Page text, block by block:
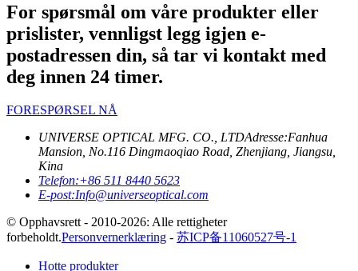
For spørsmål om våre produkter eller
prislister, vennligst legg igjen e-
postadressen din, så tar vi kontakt med
deg innen 24 timer.
FORESPØRSEL NÅ
UNIVERSE OPTICAL MFG. CO., LTDAdresse:Fanhua
Mansion, No.116 Dingmaoqiao Road, Zhenjiang, Jiangsu,
Kina
Telefon:+86 511 8440 5623
E-post:Info@universeoptical.com
© Opphavsrett - 2010-2026: Alle rettigheter
forbeholdt.Personvernerklæring - 苏ICP备11060527号-1
Hotte produkter